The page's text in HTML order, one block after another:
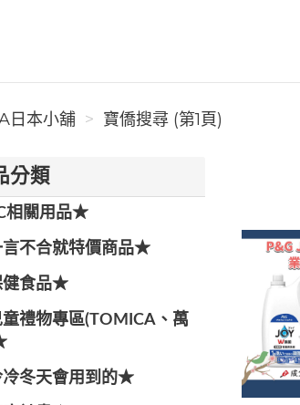
小舖
日本小舖 寶僑搜尋 (第1頁)
分類
相關用品★
不合就特價商品★
食品★
禮物專區(TOMICA、萬
冬天會用到的★